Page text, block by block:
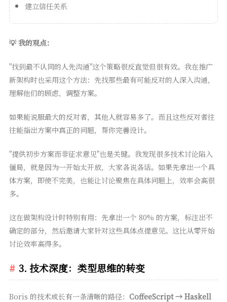
建立信任关系
💡 我的观点：
"找到最不认同的人先沟通"这个策略很反直觉但很有效。我在推广
新架构时也采用这个方法：先找那些最有可能反对的人深入沟通，
理解他们的顾虑，调整方案。
如果能说服最大的反对者，其他人就容易多了。而且这些反对者往
往能指出方案中真正的问题，帮你完善设计。
"提供初步方案而非征求意见"也是关键。我发现很多技术讨论陷入
僵局，就是因为一开始太开放，大家各说各话。如果先拿出一个具
体方案，即使不完美，也能让讨论聚焦在具体问题上，效率会高很
多。
这在做架构设计时特别有用：先拿出一个 80% 的方案，标注出不
确定的部分，然后邀请大家针对这些具体点提意见。这比从零开始
讨论效率高得多。
3. 技术深度：类型思维的转变
Boris 的技术成长有一条清晰的路径： CoffeeScript → Haskell